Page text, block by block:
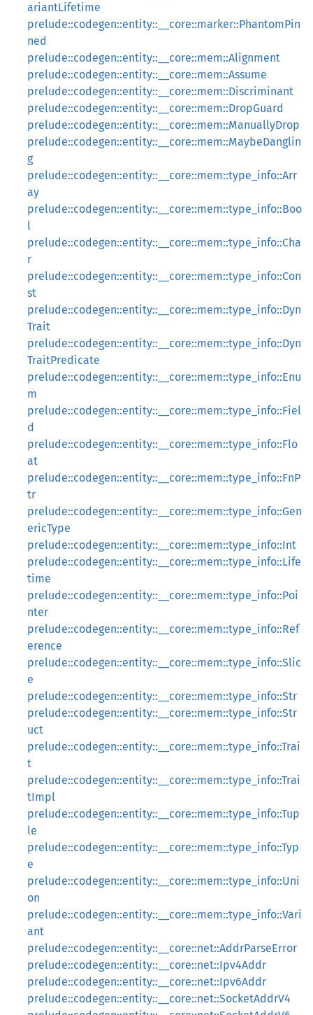
ariantLifetime
prelude::codegen::entity::__core::marker::PhantomPin
ned
prelude::codegen::entity::__core::mem::Alignment
prelude::codegen::entity::__core::mem::Assume
prelude::codegen::entity::__core::mem::Discriminant
prelude::codegen::entity::__core::mem::DropGuard
prelude::codegen::entity::__core::mem::ManuallyDrop
prelude::codegen::entity::__core::mem::MaybeDanglin
g
prelude::codegen::entity::__core::mem::type_info::Arr
ay
prelude::codegen::entity::__core::mem::type_info::Boo
l
prelude::codegen::entity::__core::mem::type_info::Cha
r
prelude::codegen::entity::__core::mem::type_info::Con
st
prelude::codegen::entity::__core::mem::type_info::Dyn
Trait
prelude::codegen::entity::__core::mem::type_info::Dyn
TraitPredicate
prelude::codegen::entity::__core::mem::type_info::Enu
m
prelude::codegen::entity::__core::mem::type_info::Fiel
d
prelude::codegen::entity::__core::mem::type_info::Flo
at
prelude::codegen::entity::__core::mem::type_info::FnP
tr
prelude::codegen::entity::__core::mem::type_info::Gen
ericType
prelude::codegen::entity::__core::mem::type_info::Int
prelude::codegen::entity::__core::mem::type_info::Life
time
prelude::codegen::entity::__core::mem::type_info::Poi
nter
prelude::codegen::entity::__core::mem::type_info::Ref
erence
prelude::codegen::entity::__core::mem::type_info::Slic
e
prelude::codegen::entity::__core::mem::type_info::Str
prelude::codegen::entity::__core::mem::type_info::Str
uct
prelude::codegen::entity::__core::mem::type_info::Trai
t
prelude::codegen::entity::__core::mem::type_info::Trai
tImpl
prelude::codegen::entity::__core::mem::type_info::Tup
le
prelude::codegen::entity::__core::mem::type_info::Typ
e
prelude::codegen::entity::__core::mem::type_info::Uni
on
prelude::codegen::entity::__core::mem::type_info::Vari
ant
prelude::codegen::entity::__core::net::AddrParseError
prelude::codegen::entity::__core::net::Ipv4Addr
prelude::codegen::entity::__core::net::Ipv6Addr
prelude::codegen::entity::__core::net::SocketAddrV4